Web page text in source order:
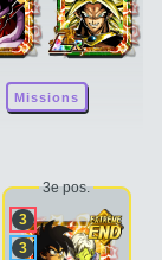
Missions
3e pos.
3
3